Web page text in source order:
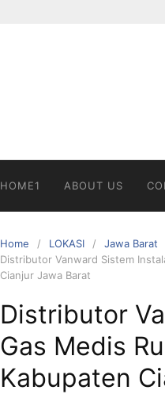
HOME1 ABOUT US
Home LOKASI Jawa Barat
Distributor Vanward Sistem
Cianjur Jawa Barat
Distributor
Gas Medis
Kabupaten